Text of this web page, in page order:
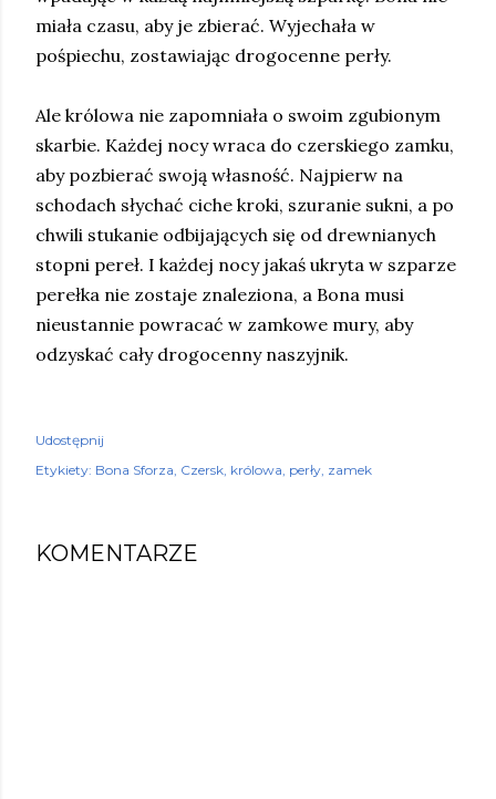
miała czasu, aby je zbierać. Wyjechała w
pośpiechu, zostawiając drogocenne perły.
Ale królowa nie zapomniała o swoim zgubionym
skarbie. Każdej nocy wraca do czerskiego zamku,
aby pozbierać swoją własność. Najpierw na
schodach słychać ciche kroki, szuranie sukni, a po
chwili stukanie odbijających się od drewnianych
stopni pereł. I każdej nocy jakaś ukryta w szparze
perełka nie zostaje znaleziona, a Bona musi
nieustannie powracać w zamkowe mury, aby
odzyskać cały drogocenny naszyjnik.
Udostępnij
Etykiety: Bona Sforza Czersk królowa perły zamek
KOMENTARZE